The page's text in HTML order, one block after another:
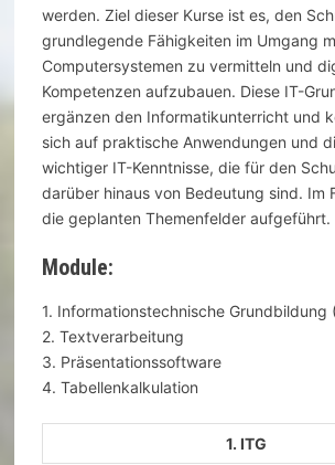
werden. Ziel dieser Kurse ist es, den
grundlegende Fähigkeiten im Umgang
Computersystemen zu vermitteln und
Kompetenzen aufzubauen. Diese IT-
ergänzen den Informatikunterricht und
sich auf praktische Anwendungen und
wichtiger IT-Kenntnisse, die für den
darüber hinaus von Bedeutung sind. Im
die geplanten Themenfelder aufgeführt.
Module:
1. Informationstechnische Grundbildung
2. Textverarbeitung
3. Präsentationssoftware
4. Tabellenkalkulation
1. ITG